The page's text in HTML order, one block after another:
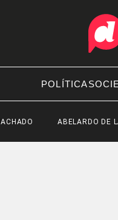
POLÍTICA
ABELARDO DE LA